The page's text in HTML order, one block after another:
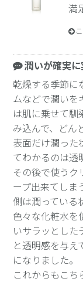
満
潤いが確実
乾燥する季節に
ムなどで潤いを
は肌に乗せて馴
み込んで、どん
表面だけ潤った
てわかるのは透
その後で使うク
ープ出来てしま
側は潤っている
色々な化粧水を
いサラッとした
と透明感を与え
になりました。
これからもこち